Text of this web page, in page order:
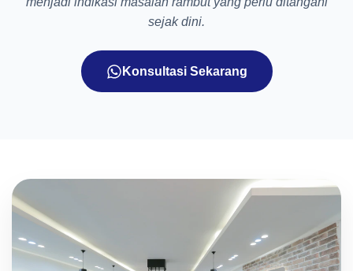
sejak dini.
Konsultasi Sekarang